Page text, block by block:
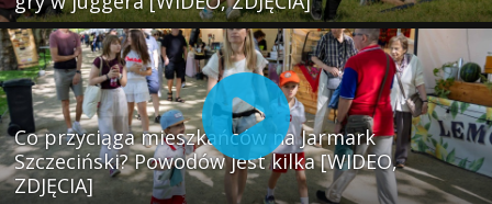
Co przyciąga mieszkańców na Jarmark
Szczeciński? Powodów jest kilka [WIDEO,
ZDJĘCIA]